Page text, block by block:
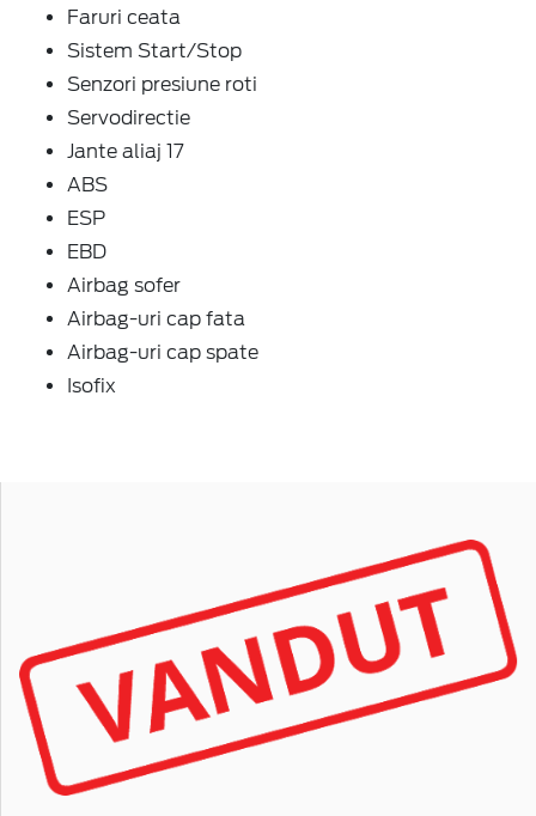
Faruri ceata
Sistem Start/Stop
Senzori presiune roti
Servodirectie
Jante aliaj 17
ABS
ESP
EBD
Airbag sofer
Airbag-uri cap fata
Airbag-uri cap spate
Isofix